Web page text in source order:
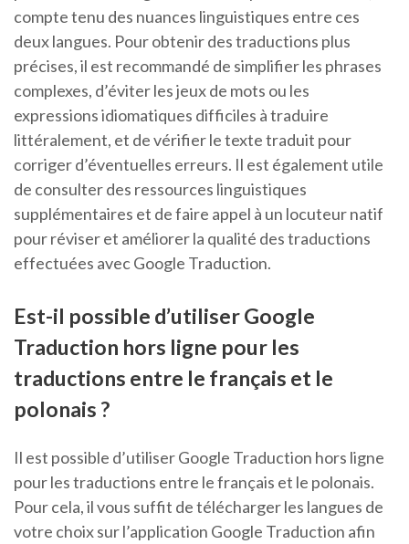
compte tenu des nuances linguistiques entre ces
deux langues. Pour obtenir des traductions plus
précises, il est recommandé de simplifier les phrases
complexes, d’éviter les jeux de mots ou les
expressions idiomatiques difficiles à traduire
littéralement, et de vérifier le texte traduit pour
corriger d’éventuelles erreurs. Il est également utile
de consulter des ressources linguistiques
supplémentaires et de faire appel à un locuteur natif
pour réviser et améliorer la qualité des traductions
effectuées avec Google Traduction.
Est-il possible d’utiliser Google
Traduction hors ligne pour les
traductions entre le français et le
polonais ?
Il est possible d’utiliser Google Traduction hors ligne
pour les traductions entre le français et le polonais.
Pour cela, il vous suffit de télécharger les langues de
votre choix sur l’application Google Traduction afin